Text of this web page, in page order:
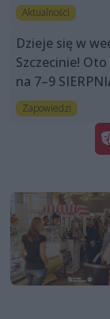
Aktualności
Dzieje się w
Szczecinie!
na 7–9
Zapowiedzi